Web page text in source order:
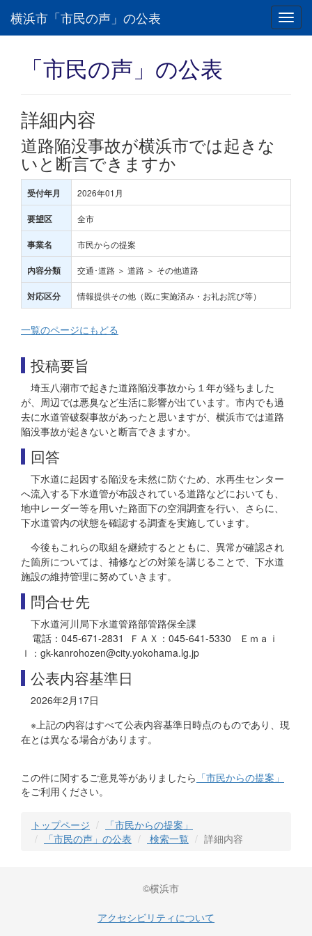
横浜市「市民の声」の公表
「市民の声」の公表
詳細内容
道路陥没事故が横浜市では起きな
いと断言できますか
受付年月 2026年01月
要望区 全市
事業名 市民からの提案
内容分類 交通･道路 ＞ 道路 ＞ その他道路
対応区分 情報提供その他（既に実施済み・お礼お詫び等）
一覧のページにもどる
投稿要旨
埼玉八潮市で起きた道路陥没事故から１年が経ちました
が、周辺では悪臭など生活に影響が出ています。市内でも過
去に水道管破裂事故があったと思いますが、横浜市では道路
陥没事故が起きないと断言できますか。
回答
下水道に起因する陥没を未然に防ぐため、水再生センター
へ流入する下水道管が布設されている道路などにおいても、
地中レーダー等を用いた路面下の空洞調査を行い、さらに、
下水道管内の状態を確認する調査を実施しています。
今後もこれらの取組を継続するとともに、異常が確認され
た箇所については、補修などの対策を講じることで、下水道
施設の維持管理に努めていきます。
問合せ先
下水道河川局下水道管路部管路保全課
電話：045-671-2831 ＦＡＸ：045-641-5330 Ｅｍａｉ
ｌ：gk-kanrohozen@city.yokohama.lg.jp
公表内容基準日
2026年2月17日
※上記の内容はすべて公表内容基準日時点のものであり、現
在とは異なる場合があります。
この件に関するご意見等がありましたら 「市民からの提案」
をご利用ください。
トップページ
「市民からの提案」
「市民の声」の公表
検索一覧 詳細内容
©横浜市
アクセシビリティについて